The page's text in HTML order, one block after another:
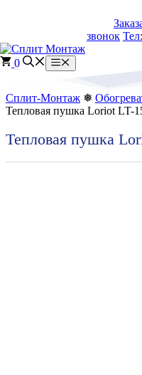
звонок
0 Меню
Сплит-Монтаж ❅
Тепловая пушка Loriot LT-
Тепловая пушка